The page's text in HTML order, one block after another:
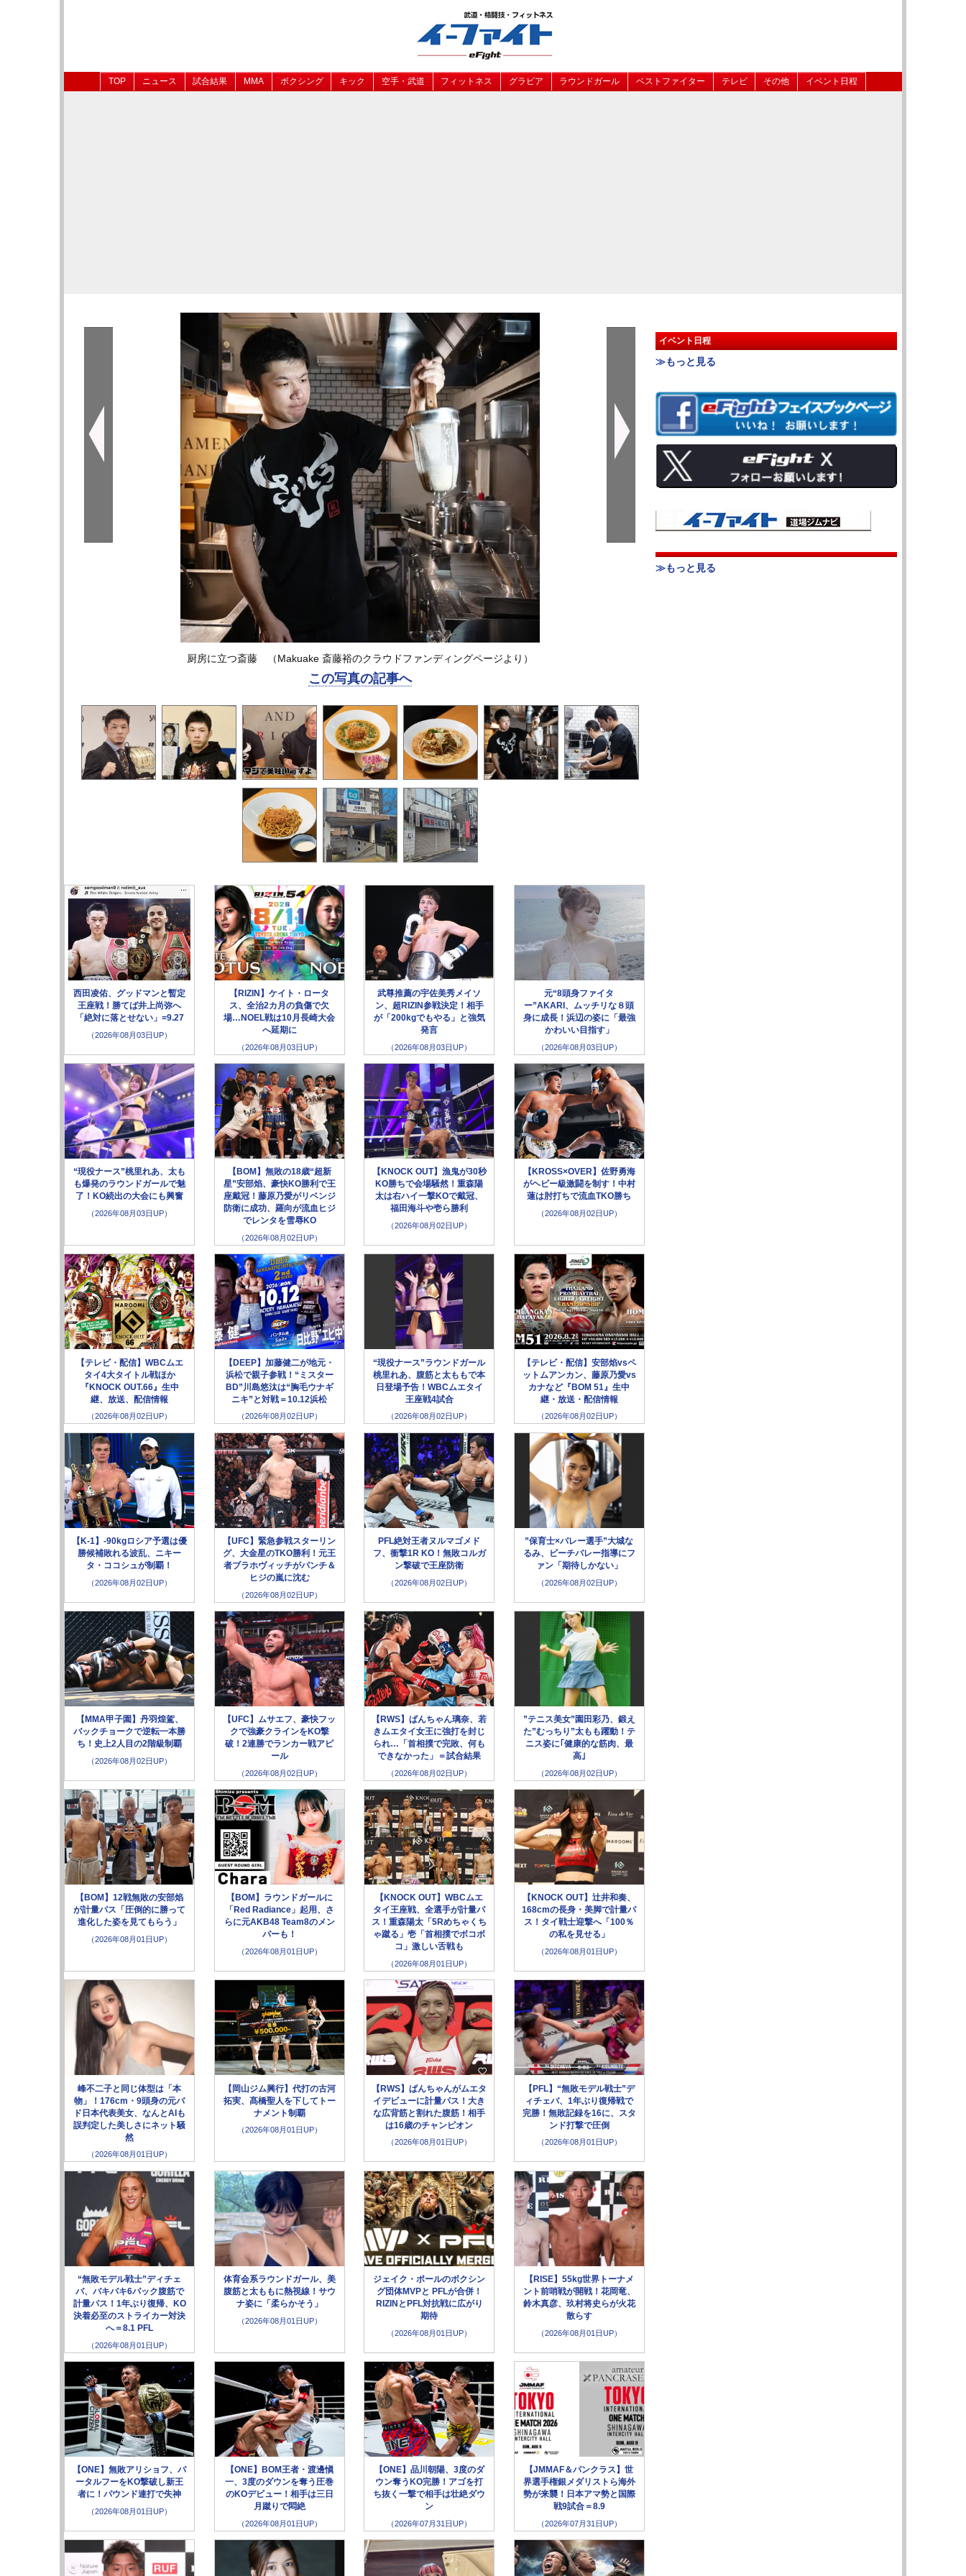
TOP ニュース 試合結果 MMA ボクシング キック 空手・武道 フィットネス グラビア ラウンドガール ベストファイター テレビ その他 イベント日程
厨房に立つ斎藤 （Makuake 斎藤裕のクラウドファンディングページより）
この写真の記事へ
西田凌佑、グッドマンと暫定
王座戦！勝てば井上尚弥へ
「絶対に落とせない」=9.27
（2026年08月03日UP）
【RIZIN】ケイト・ロータ
ス、全治2カ月の負傷で欠
場…NOEL戦は10月長崎大会
へ延期に
（2026年08月03日UP）
武尊推薦の宇佐美秀メイソ
ン、超RIZIN参戦決定！相手
が「200kgでもやる」と強気
発言
（2026年08月03日UP）
元“8頭身ファイタ
ー”AKARI、ムッチリな８頭
身に成長！浜辺の姿に「最強
かわいい目指す」
（2026年08月03日UP）
“現役ナース”桃里れあ、太も
も爆発のラウンドガールで魅
了！KO続出の大会にも興奮
（2026年08月03日UP）
【BOM】無敗の18歳“超新
星”安部焰、豪快KO勝利で王
座戴冠！藤原乃愛がリベンジ
防衛に成功、羅向が流血ヒジ
でレンタを雪辱KO
（2026年08月02日UP）
【KNOCK OUT】漁鬼が30秒
KO勝ちで会場騒然！重森陽
太は右ハイ一撃KOで戴冠、
福田海斗や壱ら勝利
（2026年08月02日UP）
【KROSS×OVER】佐野勇海
がヘビー級激闘を制す！中村
蓮は肘打ちで流血TKO勝ち
（2026年08月02日UP）
【テレビ・配信】WBCムエ
タイ4大タイトル戦ほか
『KNOCK OUT.66』生中
継、放送、配信情報
（2026年08月02日UP）
【DEEP】加藤健二が地元・
浜松で親子参戦！“ミスター
BD”川島悠汰は“胸毛ウナギ
ニキ”と対戦＝10.12浜松
（2026年08月02日UP）
“現役ナース”ラウンドガール
桃里れあ、腹筋と太ももで本
日登場予告！WBCムエタイ
王座戦4試合
（2026年08月02日UP）
【テレビ・配信】安部焰vsペ
ットムアンカン、藤原乃愛vs
カナなど『BOM 51』生中
継・放送・配信情報
（2026年08月02日UP）
【K-1】-90kgロシア予選は優
勝候補敗れる波乱、ニキー
タ・ココシュが制覇！
（2026年08月02日UP）
【UFC】緊急参戦スターリン
グ、大金星のTKO勝利！元王
者ブラホヴィッチがパンチ＆
ヒジの嵐に沈む
（2026年08月02日UP）
PFL絶対王者ヌルマゴメド
フ、衝撃1R KO！無敗コルガ
ン撃破で王座防衛
（2026年08月02日UP）
”保育士×バレー選手”大城な
るみ、ビーチバレー指導にフ
ァン「期待しかない」
（2026年08月02日UP）
【MMA甲子園】丹羽煌駕、
バックチョークで逆転一本勝
ち！史上2人目の2階級制覇
（2026年08月02日UP）
【UFC】ムサエフ、豪快フッ
クで強豪クラインをKO撃
破！2連勝でランカー戦アピ
ール
（2026年08月02日UP）
【RWS】ぱんちゃん璃奈、若
きムエタイ女王に強打を封じ
られ…「首相撲で完敗、何も
できなかった」＝試合結果
（2026年08月02日UP）
”テニス美女”園田彩乃、鍛え
た”むっちり”太もも躍動！テ
ニス姿に｢健康的な筋肉、最
高｣
（2026年08月02日UP）
【BOM】12戦無敗の安部焰
が計量パス「圧倒的に勝って
進化した姿を見てもらう」
（2026年08月01日UP）
【BOM】ラウンドガールに
「Red Radiance」起用、さ
らに元AKB48 Team8のメン
バーも！
（2026年08月01日UP）
【KNOCK OUT】WBCムエ
タイ王座戦、全選手が計量パ
ス！重森陽太「5Rめちゃくち
ゃ蹴る」壱「首相撲でボコボ
コ」激しい舌戦も
（2026年08月01日UP）
【KNOCK OUT】辻井和奏、
168cmの長身・美脚で計量パ
ス！タイ戦士迎撃へ「100％
の私を見せる」
（2026年08月01日UP）
峰不二子と同じ体型は「本
物」！176cm・9頭身の元バ
ド日本代表美女、なんとAIも
誤判定した美しさにネット騒
然
（2026年08月01日UP）
【岡山ジム興行】代打の古河
拓実、髙橋聖人を下してトー
ナメント制覇
（2026年08月01日UP）
【RWS】ぱんちゃんがムエタ
イデビューに計量パス！大き
な広背筋と割れた腹筋！相手
は16歳のチャンピオン
（2026年08月01日UP）
【PFL】“無敗モデル戦士”デ
ィチェバ、1年ぶり復帰戦で
完勝！無敗記録を16に、スタ
ンド打撃で圧倒
（2026年08月01日UP）
“無敗モデル戦士”ディチェ
バ、バキバキ6パック腹筋で
計量パス！1年ぶり復帰、KO
決着必至のストライカー対決
へ＝8.1 PFL
（2026年08月01日UP）
体育会系ラウンドガール、美
腹筋と太ももに熱視線！サウ
ナ姿に「柔らかそう」
（2026年08月01日UP）
ジェイク・ポールのボクシン
グ団体MVPと PFLが合併！
RIZINとPFL対抗戦に広がり
期待
（2026年08月01日UP）
【RISE】55kg世界トーナメ
ント前哨戦が開戦！花岡竜、
鈴木真彦、玖村将史らが火花
散らす
（2026年08月01日UP）
【ONE】無敗アリショフ、バ
ータルフーをKO撃破し新王
者に！パウンド連打で失神
（2026年08月01日UP）
【ONE】BOM王者・渡邊愼
一、3度のダウンを奪う圧巻
のKOデビュー！相手は三日
月蹴りで悶絶
（2026年08月01日UP）
【ONE】品川朝陽、3度のダ
ウン奪うKO完勝！アゴを打
ち抜く一撃で相手は壮絶ダウ
ン
（2026年07月31日UP）
【JMMAF＆パンクラス】世
界選手権銀メダリストら海外
勢が来襲！日本アマ勢と国際
戦9試合＝8.9
（2026年07月31日UP）
イベント日程
≫もっと見る
≫もっと見る